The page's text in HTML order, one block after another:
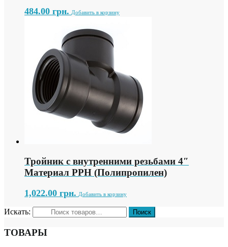
484.00 грн. Добавить в корзину
Тройник с внутренними резьбами 4″
Материал PPH (Полипропилен)
1,022.00 грн. Добавить в корзину
Искать:
ТОВАРЫ